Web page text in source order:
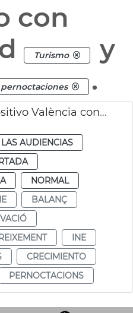
con
Turismo
y
pernoctaciones .
Balance turístico positivo València con un 10 % más de pernoctaciones en 2024
AUDIENCIAS
NORMAL
BALANÇ
INE
CRECIMIENTO
PERNOCTACIONS